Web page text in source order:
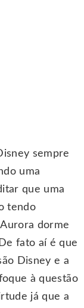
sempre
uma
que uma
tendo
dorme
fato aí é que
Disney e a
à questão
já que a